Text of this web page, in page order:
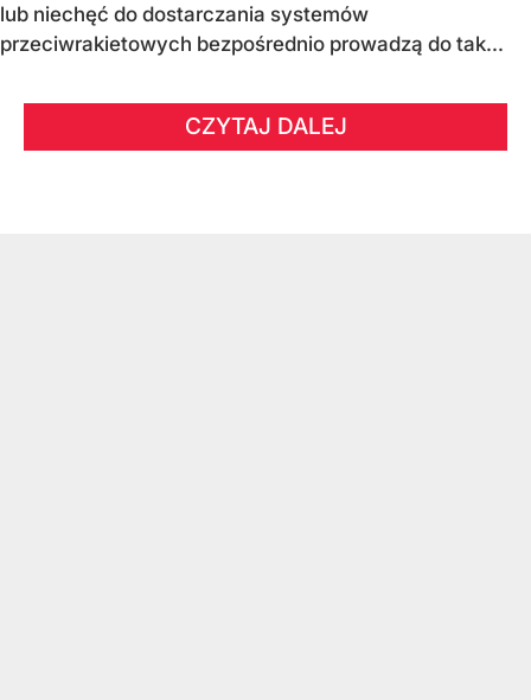
lub niechęć do dostarczania systemów
przeciwrakietowych bezpośrednio prowadzą do tak...
CZYTAJ DALEJ